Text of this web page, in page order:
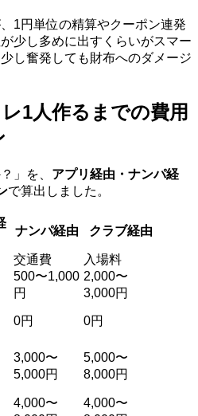
1円単位の精算やクーポン連発
少し多めに出すくらいがスマー
し奮発しても財布へのダメージ
レ1人作るまでの費用
」を、 アプリ経由・ナンパ経
で算出しました。
ナンパ経由 クラブ経由
交通費
500〜1,000
円
入場料
2,000〜
3,000円
0円 0円
3,000〜
5,000円
5,000〜
8,000円
4,000〜
4,000〜